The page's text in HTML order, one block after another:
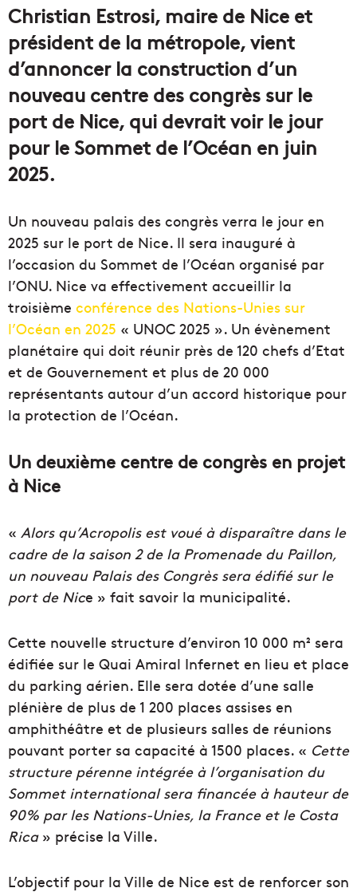
Christian Estrosi, maire de Nice et
président de la métropole, vient
d’annoncer la construction d’un
nouveau centre des congrès sur le
port de Nice, qui devrait voir le jour
pour le Sommet de l’Océan en juin
2025.
Un nouveau palais des congrès verra le jour en
2025 sur le port de Nice. Il sera inauguré à
l’occasion du Sommet de l’Océan organisé par
l’ONU. Nice va effectivement accueillir la
troisième conférence des Nations-Unies sur
l’Océan en 2025 « UNOC 2025 ». Un évènement
planétaire qui doit réunir près de 120 chefs d’Etat
et de Gouvernement et plus de 20 000
représentants autour d’un accord historique pour
la protection de l’Océan.
Un deuxième centre de congrès en projet
à Nice
« Alors qu’Acropolis est voué à disparaître dans le
cadre de la saison 2 de la Promenade du Paillon,
un nouveau Palais des Congrès sera édifié sur le
port de Nice » fait savoir la municipalité.
Cette nouvelle structure d’environ 10 000 m² sera
édifiée sur le Quai Amiral Infernet en lieu et place
du parking aérien. Elle sera dotée d’une salle
plénière de plus de 1 200 places assises en
amphithéâtre et de plusieurs salles de réunions
pouvant porter sa capacité à 1500 places. « Cette
structure pérenne intégrée à l’organisation du
Sommet international sera financée à hauteur de
90% par les Nations-Unies, la France et le Costa
Rica» précise la Ville.
L’objectif pour la Ville de Nice est de renforcer son